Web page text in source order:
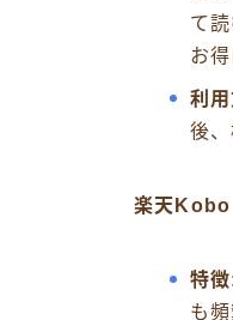
て
お
利
後
楽天Kobo
特徴
も